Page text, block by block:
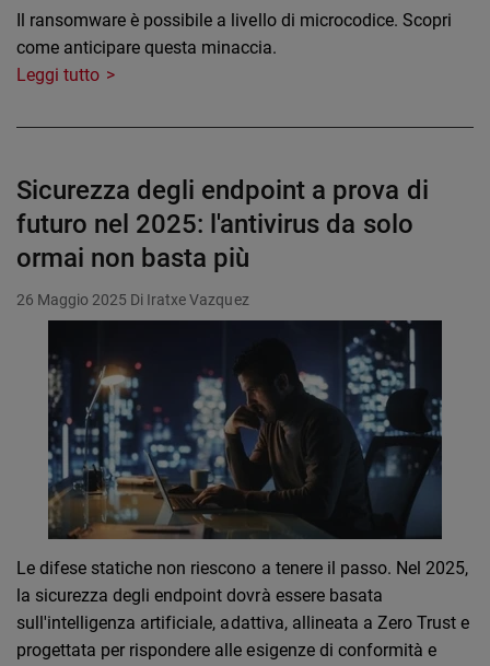
Il ransomware è possibile a livello di microcodice. Scopri
come anticipare questa minaccia.
Leggi tutto
Sicurezza degli endpoint a prova di
futuro nel 2025: l'antivirus da solo
ormai non basta più
26 Maggio 2025 Di Iratxe Vazquez
Le difese statiche non riescono a tenere il passo. Nel 2025,
la sicurezza degli endpoint dovrà essere basata
sull'intelligenza artificiale, adattiva, allineata a Zero Trust e
progettata per rispondere alle esigenze di conformità e